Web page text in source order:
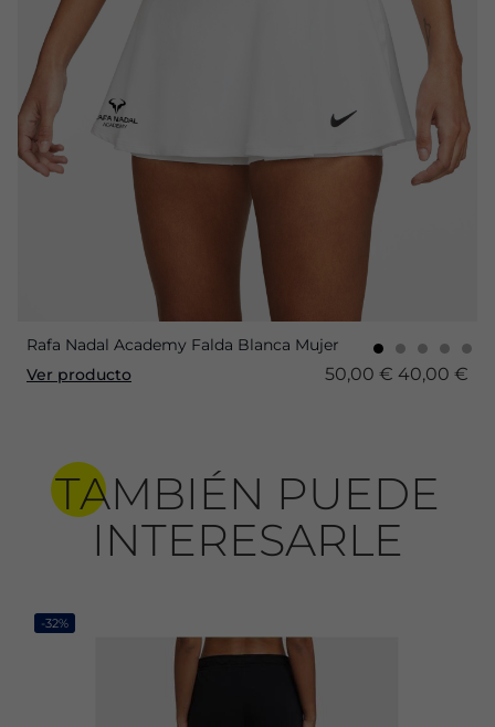
Rafa Nadal Academy Falda Blanca Mujer
Ver producto
50,00 € 40,00 €
TAMBIÉN PUEDE
INTERESARLE
-32%